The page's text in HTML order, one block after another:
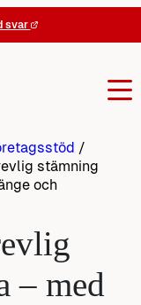
svar
/
stämning
och
– med